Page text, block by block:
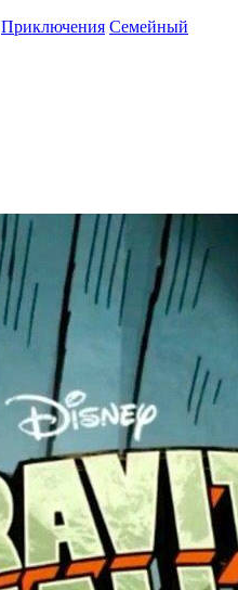
Приключения Семейный